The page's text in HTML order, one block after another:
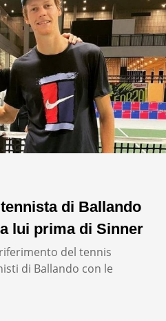
di Ballando
lui prima di Sinner
del tennis
di Ballando con le